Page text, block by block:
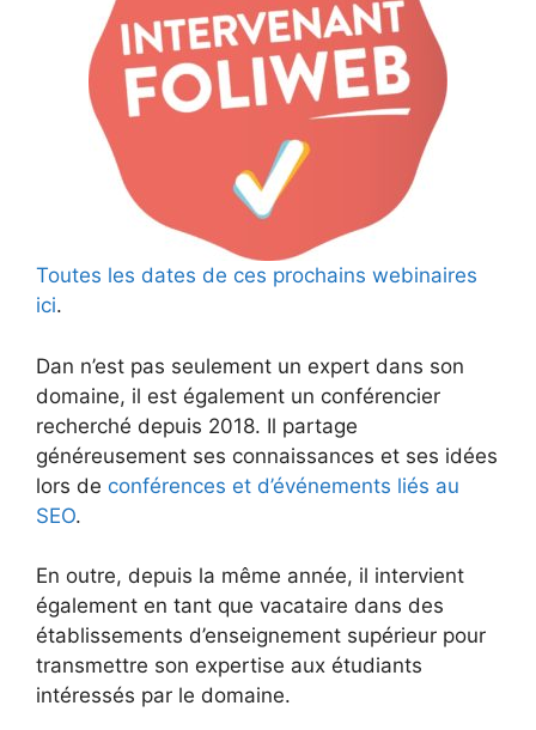
Toutes les dates de ces prochains webinaires
ici.
Dan n’est pas seulement un expert dans son
domaine, il est également un conférencier
recherché depuis 2018. Il partage
généreusement ses connaissances et ses idées
lors de conférences et d’événements liés au
SEO.
En outre, depuis la même année, il intervient
également en tant que vacataire dans des
établissements d’enseignement supérieur pour
transmettre son expertise aux étudiants
intéressés par le domaine.